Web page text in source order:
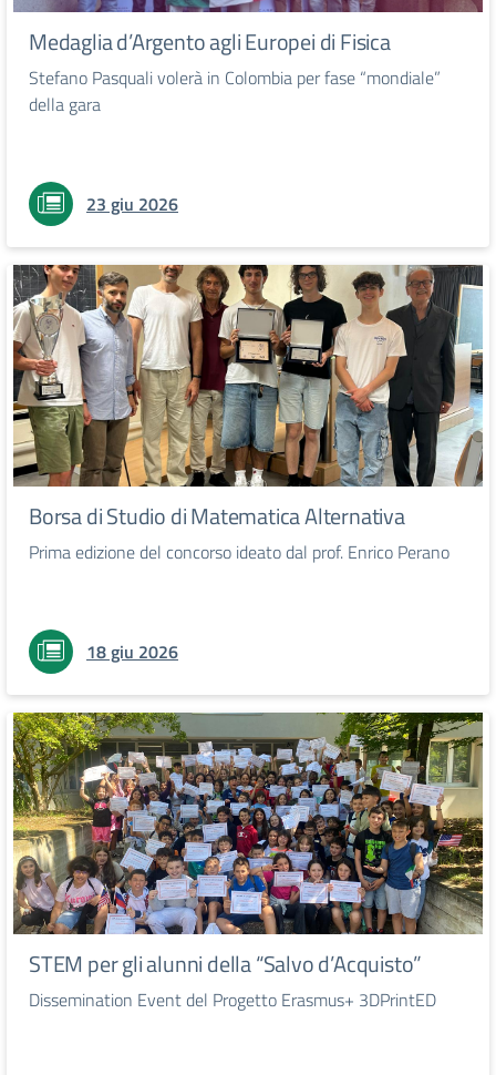
Medaglia d’Argento agli Europei di Fisica
Stefano Pasquali volerà in Colombia per fase “mondiale”
della gara
23 giu 2026
Borsa di Studio di Matematica Alternativa
Prima edizione del concorso ideato dal prof. Enrico Perano
18 giu 2026
STEM per gli alunni della “Salvo d’Acquisto”
Dissemination Event del Progetto Erasmus+ 3DPrintED